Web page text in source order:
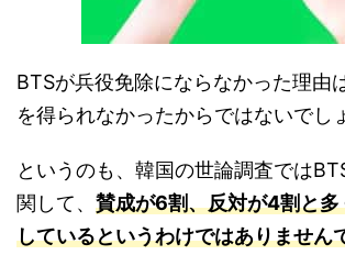
BTSが兵役免除にならなかった理由
を得られなかったからではないでし
というのも、韓国の世論調査では
関して、 賛成が6割、反対が4割と多
しているというわけではありません